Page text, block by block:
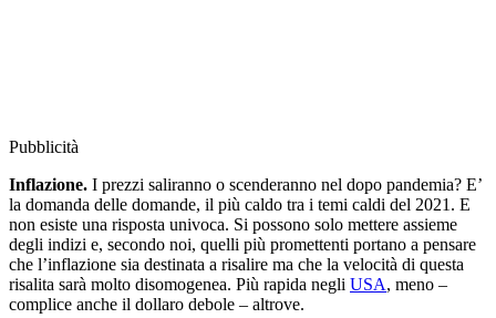
Pubblicità
Inflazione. I prezzi saliranno o scenderanno nel dopo pandemia? E’
la domanda delle domande, il più caldo tra i temi caldi del 2021. E
non esiste una risposta univoca. Si possono solo mettere assieme
degli indizi e, secondo noi, quelli più promettenti portano a pensare
che l’inflazione sia destinata a risalire ma che la velocità di questa
risalita sarà molto disomogenea. Più rapida negli USA, meno –
complice anche il dollaro debole – altrove.